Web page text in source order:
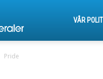
VÅR
Pride